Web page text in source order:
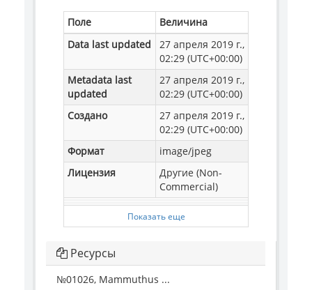
Поле
Величина
Data last updated
27 апреля 2019 г.,
02:29 (UTC+00:00)
Metadata last
updated
27 апреля 2019 г.,
02:29 (UTC+00:00)
Создано
27 апреля 2019 г.,
02:29 (UTC+00:00)
Формат
image/jpeg
Лицензия
Другие (Non-
Commercial)
Показать еще
Ресурсы
№01026, Mammuthus ...